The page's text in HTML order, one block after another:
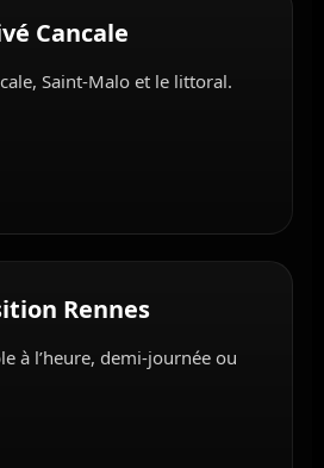
Cancale
Saint-Malo et le littoral.
Rennes
à l’heure, demi-journée ou